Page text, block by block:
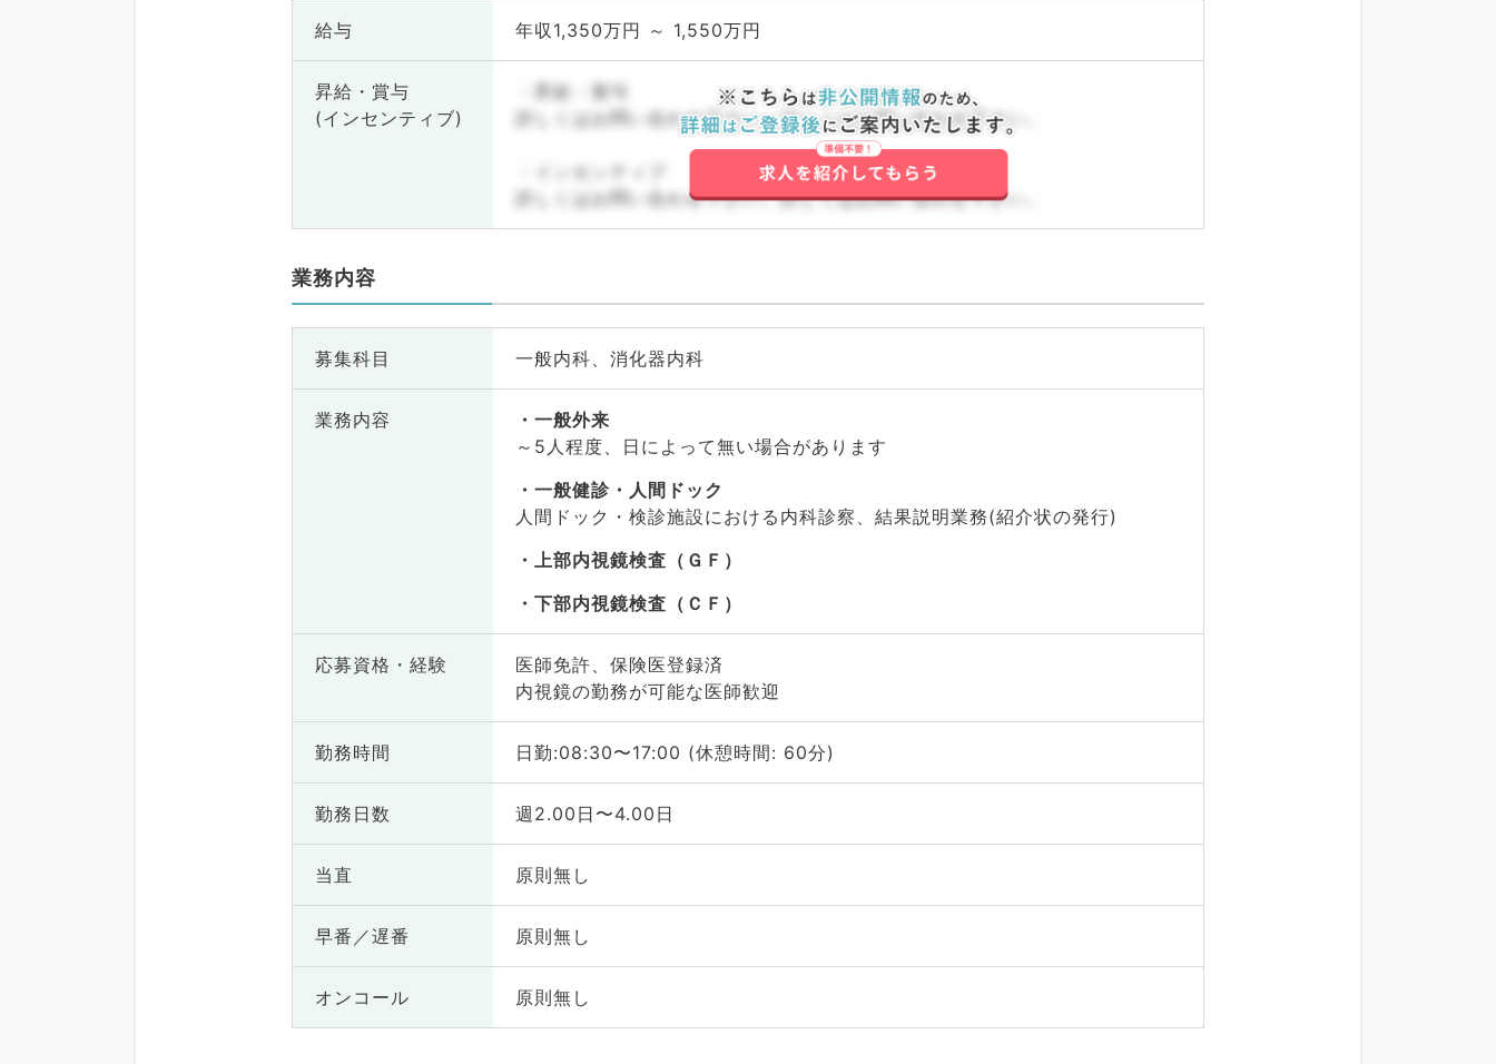
給与 年収1,350万円 ～ 1,550万円
昇給・賞与
(インセンティブ)
・昇給・賞与
詳しくはお問い合わせ下さい。詳しくはお問い合わせ下さい。
・インセンティブ
詳しくはお問い合わせ下さい。詳しくはお問い合わせ下さい。
業務内容
募集科目 一般内科、消化器内科
業務内容
一般外来
～5人程度、日によって無い場合があります
一般健診・人間ドック
人間ドック・検診施設における内科診察、結果説明業務(紹介状の発行)
上部内視鏡検査（ＧＦ）
下部内視鏡検査（ＣＦ）
応募資格・ 経験
医師免許、保険医登録済
内視鏡の勤務が可能な医師歓迎
勤務時間 日勤:08:30〜17:00 (休憩時間: 60分)
勤務日数 週2.00日〜4.00日
当直 原則無し
早番／遅番 原則無し
オンコール 原則無し